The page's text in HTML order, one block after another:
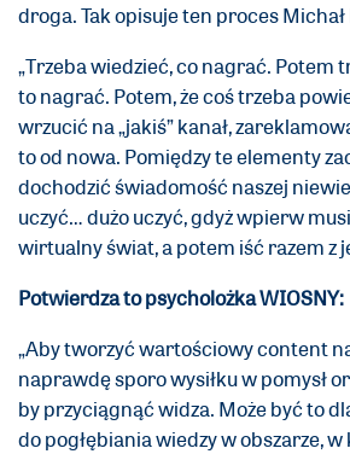
droga. Tak opisuje ten proces Michał
„Trzeba wiedzieć, co nagrać. Potem
to nagrać. Potem, że coś trzeba
wrzucić na „jakiś” kanał,
to od nowa. Pomiędzy te elementy
dochodzić świadomość naszej
uczyć… dużo uczyć, gdyż wpierw
wirtualny świat, a potem iść razem z
Potwierdza to psycholożka WIOSNY:
„Aby tworzyć wartościowy content
naprawdę sporo wysiłku w pomysł
by przyciągnąć widza. Może być to
do pogłębiania wiedzy w obszarze,